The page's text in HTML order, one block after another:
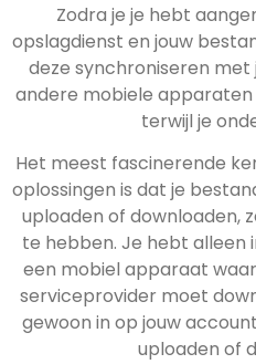
Zodra je je hebt
opslagdienst en jouw
deze synchroniseren
andere mobiele
terwijl je
Het meest fascinerende
oplossingen is dat je
uploaden of downloaden,
te hebben. Je hebt
een mobiel apparaat
serviceprovider moet
gewoon in op jouw
uploaden of